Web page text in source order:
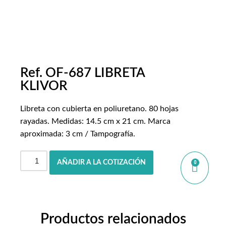
0
Ref. OF-687 LIBRETA
KLIVOR
Libreta con cubierta en poliuretano. 80 hojas
rayadas. Medidas: 14.5 cm x 21 cm. Marca
aproximada: 3 cm / Tampografía.
AÑADIR A LA COTIZACIÓN
Productos relacionados